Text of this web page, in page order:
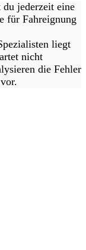
jederzeit eine
für Fahreignung
liegt
nicht
die Fehler